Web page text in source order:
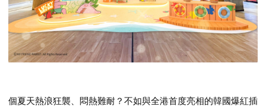
個夏天熱浪狂襲、悶熱難耐？不如與全港首度亮相的韓國爆紅插